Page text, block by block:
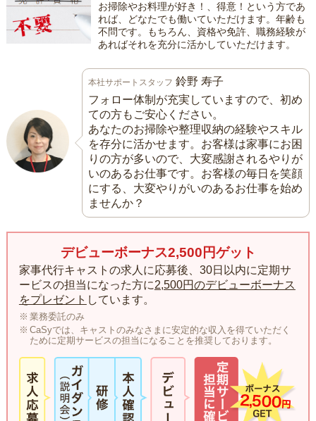
お掃除やお料理が好き！、得意！という方であ
れば、どなたでも働いていただけます。年齢も
不問です。もちろん、資格や免許、職務経験が
あればそれを充分に活かしていただけます。
本社サポートスタッフ 鈴野 寿子
フォロー体制が充実していますので、初め
ての方もご安心ください。
あなたのお掃除や整理収納の経験やスキル
を存分に活かせます。お客様は家事にお困
りの方が多いので、大変感謝されるやりが
いのあるお仕事です。お客様の毎日を笑顔
にする、大変やりがいのあるお仕事を始め
ませんか？
デビューボーナス2,500円ゲット
家事代行キャストの求人に応募後、30日以内に定期サ
ービスの担当になった方に2,500円のデビューボーナス
をプレゼント しています。
業務委託のみ
CaSyでは、キャストのみなさまに安定的な収入を得ていただく
ために定期サービスの担当になることを推奨しております。